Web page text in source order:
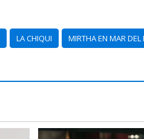
LA CHIQUI MIRTHA EN MAR DEL